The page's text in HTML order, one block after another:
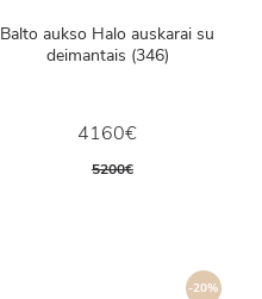
Balto aukso Halo auskarai su
deimantais (346)
4160€
5200€
-20%